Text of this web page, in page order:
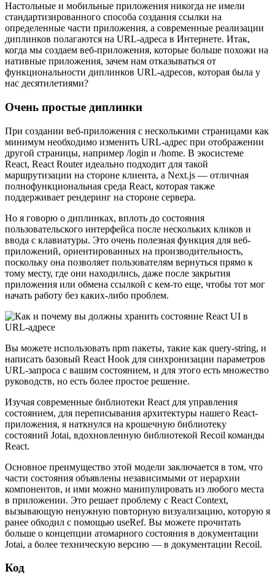
Настольные и мобильные приложения никогда не имели
стандартизированного способа создания ссылки на
определенные части приложения, а современные реализации
диплинков полагаются на URL-адреса в Интернете. Итак,
когда мы создаем веб-приложения, которые больше похожи на
нативные приложения, зачем нам отказываться от
функциональности диплинков URL-адресов, которая была у
нас десятилетиями?
Очень простые диплинки
При создании веб-приложения с несколькими страницами как
минимум необходимо изменить URL-адрес при отображении
другой страницы, например /login и /home. В экосистеме
React, React Router идеально подходит для такой
маршрутизации на стороне клиента, а Next.js — отличная
полнофункциональная среда React, которая также
поддерживает рендеринг на стороне сервера.
Но я говорю о диплинках, вплоть до состояния
пользовательского интерфейса после нескольких кликов и
ввода с клавиатуры. Это очень полезная функция для веб-
приложений, ориентированных на производительность,
поскольку она позволяет пользователям вернуться прямо к
тому месту, где они находились, даже после закрытия
приложения или обмена ссылкой с кем-то еще, чтобы тот мог
начать работу без каких-либо проблем.
Вы можете использовать npm пакеты, такие как query-string, и
написать базовый React Hook для синхронизации параметров
URL-запроса с вашим состоянием, и для этого есть множество
руководств, но есть более простое решение.
Изучая современные библиотеки React для управления
состоянием, для переписывания архитектуры нашего React-
приложения, я наткнулся на крошечную библиотеку
состояний Jotai, вдохновленную библиотекой Recoil команды
React.
Основное преимущество этой модели заключается в том, что
части состояния объявлены независимыми от иерархии
компонентов, и ими можно манипулировать из любого места
в приложении. Это решает проблему с React Context,
вызывающую ненужную повторную визуализацию, которую я
ранее обходил с помощью useRef. Вы можете прочитать
больше о концепции атомарного состояния в документации
Jotai, а более техническую версию — в документации Recoil.
Код